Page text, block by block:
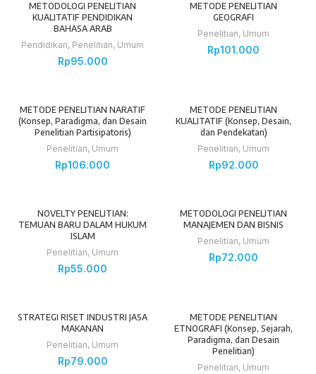
METODOLOGI PENELITIAN
KUALITATIF PENDIDIKAN
BAHASA ARAB
Pendidikan, Penelitian, Umum
Rp95.000
METODE PENELITIAN
GEOGRAFI
Penelitian, Umum
Rp101.000
METODE PENELITIAN NARATIF
(Konsep, Paradigma, dan Desain
Penelitian Partisipatoris)
Penelitian, Umum
Rp106.000
METODE PENELITIAN
KUALITATIF (Konsep, Desain,
dan Pendekatan)
Penelitian, Umum
Rp92.000
NOVELTY PENELITIAN:
TEMUAN BARU DALAM HUKUM
ISLAM
Penelitian, Umum
Rp55.000
METODOLOGI PENELITIAN
MANAJEMEN DAN BISNIS
Penelitian, Umum
Rp72.000
STRATEGI RISET INDUSTRI JASA
MAKANAN
Penelitian, Umum
Rp79.000
METODE PENELITIAN
ETNOGRAFI (Konsep, Sejarah,
Paradigma, dan Desain
Penelitian)
Penelitian, Umum